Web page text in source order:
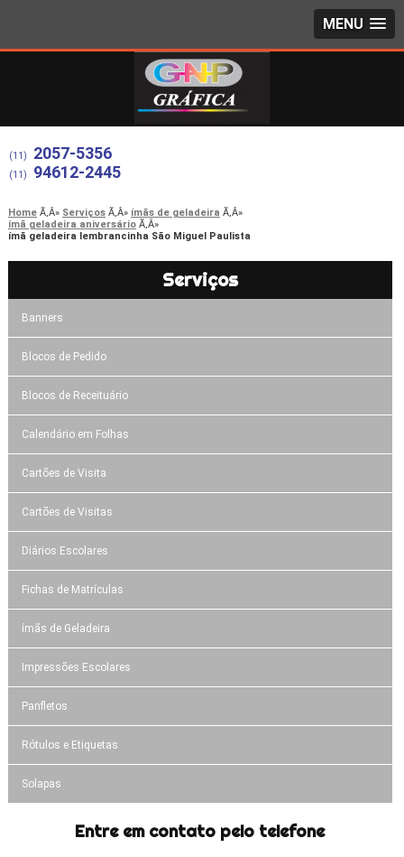
MENU
(11) 2057-5356
(11) 94612-2445
Home Serviços
ímãs de geladeira
ímã geladeira aniversário
ímã geladeira lembrancinha São Miguel Paulista
Serviços
Banners
Blocos de Pedido
Blocos de Receituário
Calendário em Folhas
Cartões de Visita
Cartões de Visitas
Diários Escolares
Fichas de Matrículas
ímãs de Geladeira
Impressões Escolares
Panfletos
Rótulos e Etiquetas
Solapas
Entre em contato pelo telefone